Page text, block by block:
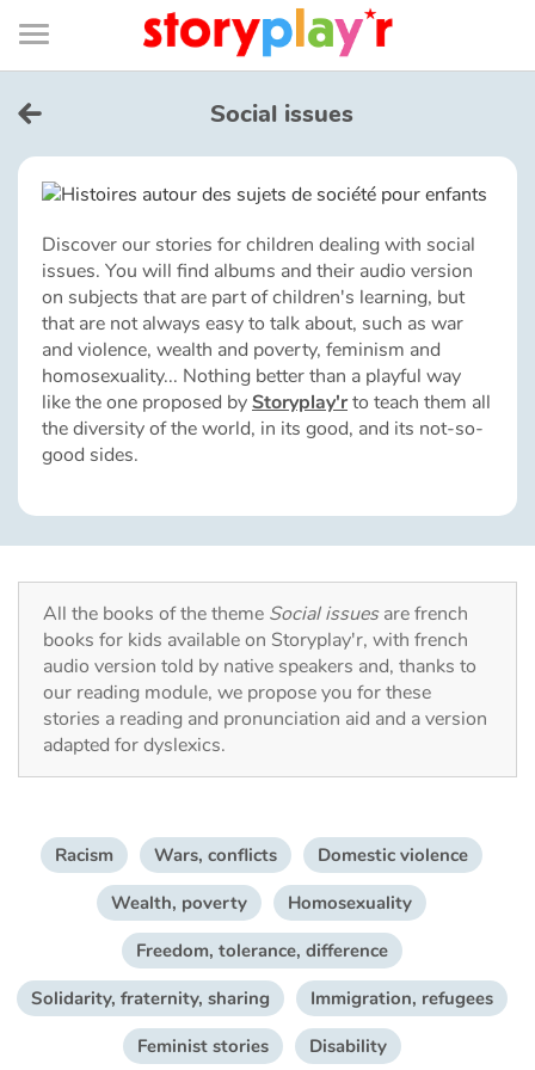
Connexion
Bibliothèque
de
page
Menu
Log in
Library
Awards
Home
Fable, myth, literature and poetry
Princesses and princes, kings, queens and dragons
Ogres, monsters and witches
Heroines and Heroes
Ecology, nature, seasons
The animals
Travel, epic, investigation, adventure
Around the world
Learning
Social issues
Discover our stories for children dealing with social
issues. You will find albums and their audio version
on subjects that are part of children's learning, but
that are not always easy to talk about, such as war
and violence, wealth and poverty, feminism and
homosexuality... Nothing better than a playful way
like the one proposed byStoryplay'rto teach them all
the diversity of the world, in its good, and its not-so-
good sides.
All the books of the theme Social issuesare french
books for kids available on Storyplay'r, with french
audio version told by native speakers and, thanks to
our reading module, we propose you for these
stories a reading and pronunciation aid and a version
adapted for dyslexics.
Racism Wars, conflicts
Domestic violence
Wealth, poverty
Homosexuality
Freedom, tolerance, difference
Solidarity, fraternity, sharing
Immigration, refugees
Feminist stories
Disability